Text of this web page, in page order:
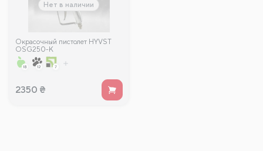
Нет в наличии
Окрасочный пистолет HYVST
OSG250-K
2350 ₴